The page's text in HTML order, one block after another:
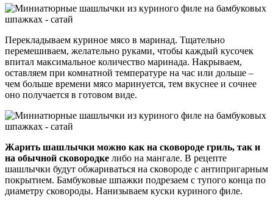
Перекладываем куриное мясо в маринад. Тщательно
перемешиваем, желательно руками, чтобы каждый кусочек
впитал максимальное количество маринада. Накрываем,
оставляем при комнатной температуре на час или дольше –
чем больше времени мясо маринуется, тем вкуснее и сочнее
оно получается в готовом виде.
Жарить шашлычки можно как на сковороде гриль, так и
на обычной сковородке либо на мангале. В рецепте
шашлычки будут обжариваться на сковороде с антипригарным
покрытием. Бамбуковые шпажки подрезаем с тупого конца по
диаметру сковороды. Нанизываем куски куриного филе.